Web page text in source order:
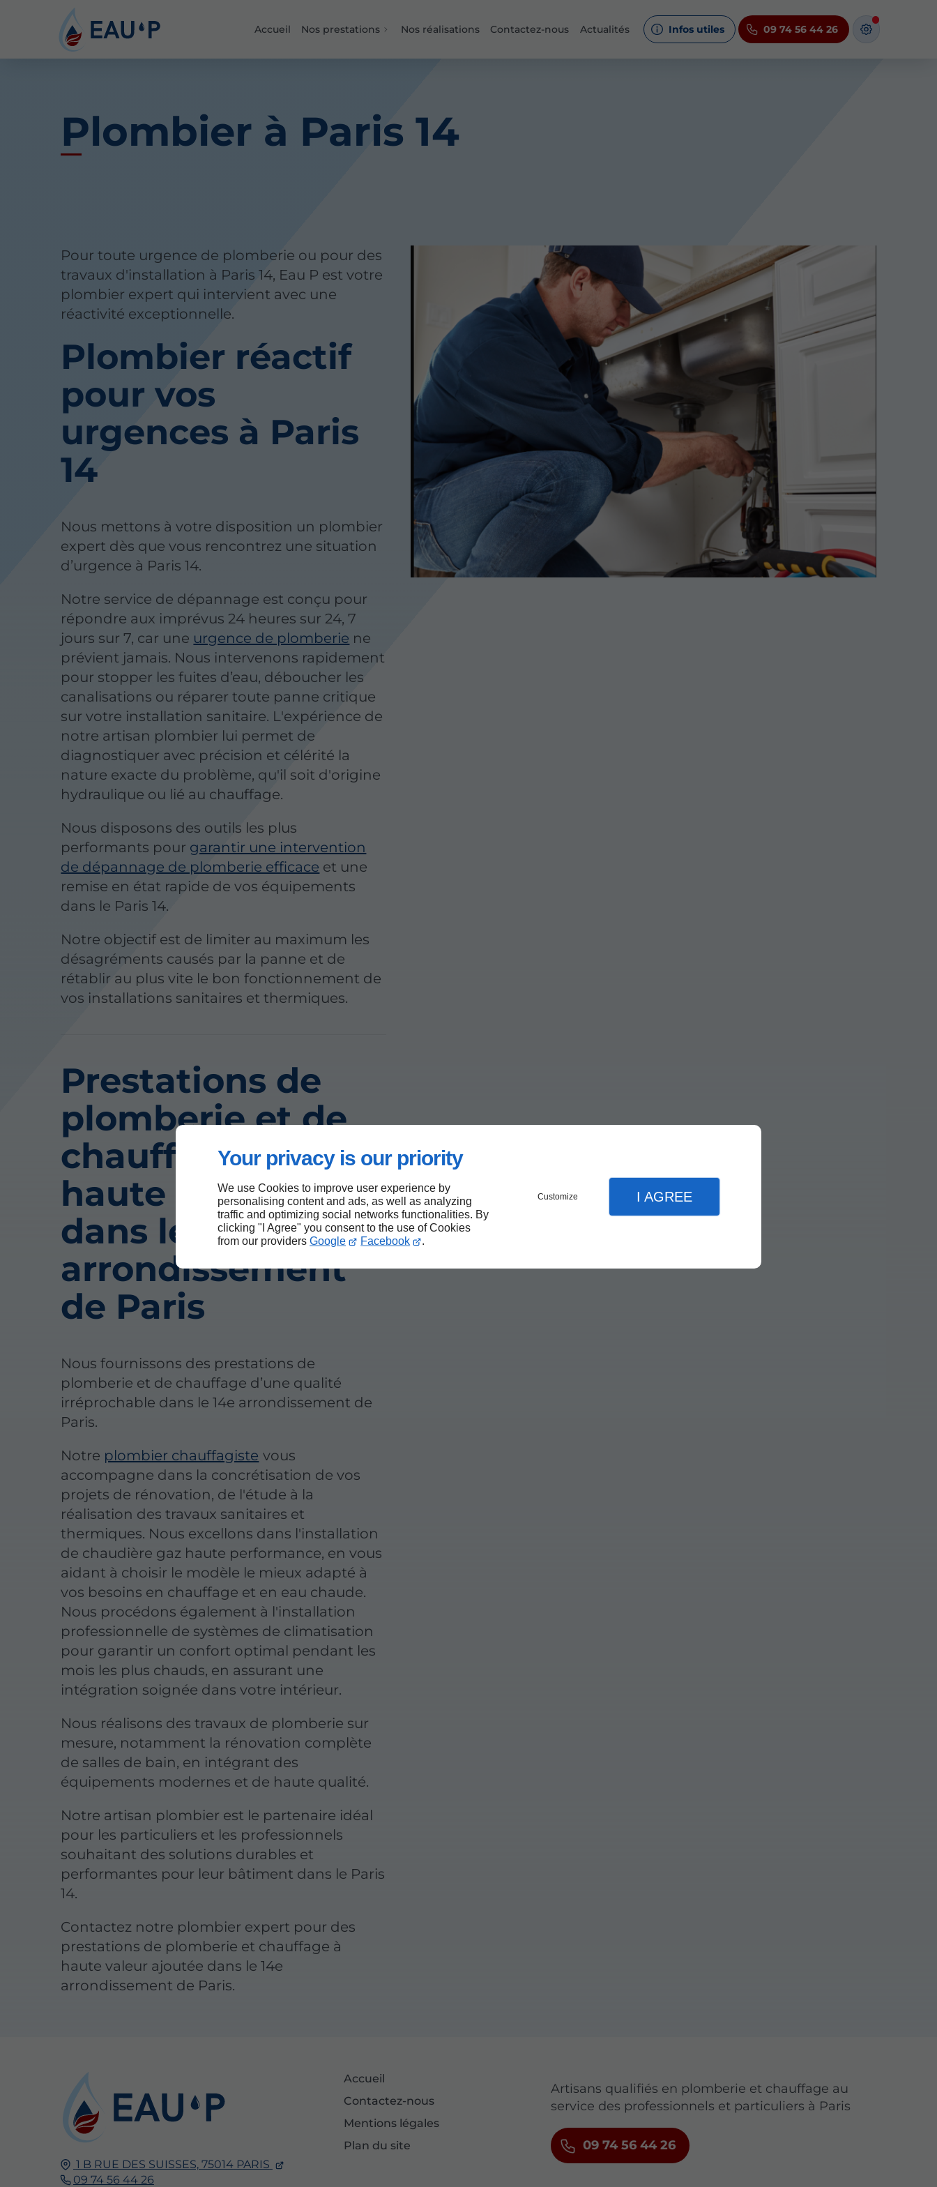
Your privacy is our priority
We use Cookies to improve user experience by
personalising content and ads, as well as analyzing
traffic and optimizing social networks functionalities. By
clicking "I Agree" you consent to the use of Cookies
from our providers Google Facebook .
Customize I AGREE
Accueil Nos prestations Nos réalisations Contactez-nous Actualités Infos utiles 09 74 56 44 26
Plombier à Paris 14
Pour toute urgence de plomberie ou pour des
travaux d'installation à Paris 14, Eau P est votre
plombier expert qui intervient avec une
réactivité exceptionnelle.
Plombier réactif
pour vos
urgences à Paris
14
Nous mettons à votre disposition un plombier
expert dès que vous rencontrez une situation
d’urgence à Paris 14.
Notre service de dépannage est conçu pour
répondre aux imprévus 24 heures sur 24, 7
jours sur 7, car une urgence de plomberie ne
prévient jamais. Nous intervenons rapidement
pour stopper les fuites d’eau, déboucher les
canalisations ou réparer toute panne critique
sur votre installation sanitaire. L'expérience de
notre artisan plombier lui permet de
diagnostiquer avec précision et célérité la
nature exacte du problème, qu'il soit d'origine
hydraulique ou lié au chauffage.
Nous disposons des outils les plus
performants pour garantir une intervention
de dépannage de plomberie efficace et une
remise en état rapide de vos équipements
dans le Paris 14.
Notre objectif est de limiter au maximum les
désagréments causés par la panne et de
rétablir au plus vite le bon fonctionnement de
vos installations sanitaires et thermiques.
Prestations de
plomberie et de
chauffage de
haute qualité
dans le 14e
arrondissement
de Paris
Nous fournissons des prestations de
plomberie et de chauffage d’une qualité
irréprochable dans le 14e arrondissement de
Paris.
Notre plombier chauffagiste vous
accompagne dans la concrétisation de vos
projets de rénovation, de l'étude à la
réalisation des travaux sanitaires et
thermiques. Nous excellons dans l'installation
de chaudière gaz haute performance, en vous
aidant à choisir le modèle le mieux adapté à
vos besoins en chauffage et en eau chaude.
Nous procédons également à l'installation
professionnelle de systèmes de climatisation
pour garantir un confort optimal pendant les
mois les plus chauds, en assurant une
intégration soignée dans votre intérieur.
Nous réalisons des travaux de plomberie sur
mesure, notamment la rénovation complète
de salles de bain, en intégrant des
équipements modernes et de haute qualité.
Notre artisan plombier est le partenaire idéal
pour les particuliers et les professionnels
souhaitant des solutions durables et
performantes pour leur bâtiment dans le Paris
14.
Contactez notre plombier expert pour des
prestations de plomberie et chauffage à
haute valeur ajoutée dans le 14e
arrondissement de Paris.
1 B RUE DES SUISSES, 75014 PARIS
09 74 56 44 26
Accueil
Contactez-nous
Mentions légales
Plan du site
Artisans qualifiés en plomberie et chauffage au
service des professionnels et particuliers à Paris
09 74 56 44 26